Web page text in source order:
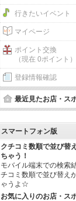
行きたいイベント
マイページ
ポイント交換
（現在 0ポイント）
登録情報確認
最近見たお店・ス
スマートフォン版
クチコミ数順で並び替
ちゃう！
モバイル端末での検索
チコミ数順で並び替え
ゃうよ☆
お気に入りのお店・ス